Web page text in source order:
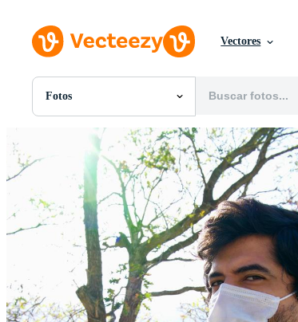
Vectores
Fotos
Todas Imágenes
PNGs
SVGs
Plantillas
Vectores
Videos
Gráficos en Movimiento
Imágenes Editoriales
Eventos Editoriales